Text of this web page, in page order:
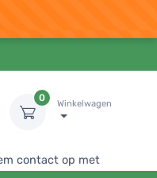
0
Winkelwagen
contact op met